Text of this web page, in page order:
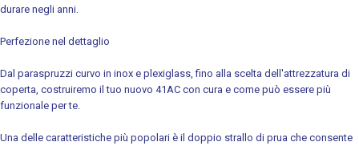
durare negli anni.
Perfezione nel dettaglio
Dal paraspruzzi curvo in inox e plexiglass, fino alla scelta dell'attrezzatura di
coperta, costruiremo il tuo nuovo 41AC con cura e come può essere più
funzionale per te.
Una delle caratteristiche più popolari è il doppio strallo di prua che consente